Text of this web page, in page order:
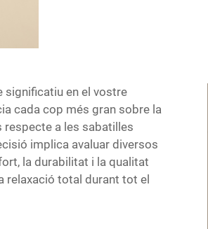
significatiu en el vostre
cada cop més gran sobre la
respecte a les sabatilles
implica avaluar diversos
la durabilitat i la qualitat
relaxació total durant tot el